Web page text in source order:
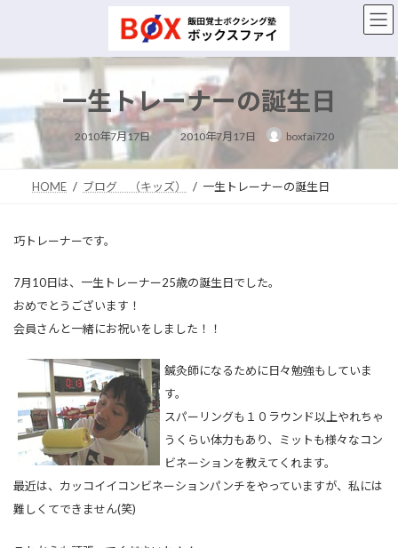
ン
キ
ー
に
一生トレーナーの誕生日
2010年7月17日
最
終
新
日
:
2010年7月17日 boxfai720
HOME ブログ （キッズ） 一生トレーナーの誕生日
巧トレーナーです。
7月10日は、一生トレーナー25歳の誕生日でした。
おめでとうございます！
会員さんと一緒にお祝いをしました！！
鍼灸師になるために日々勉強もしていま
す。
スパーリングも１０ラウンド以上やれちゃ
うくらい体力もあり、ミットも様々なコン
ビネーションを教えてくれます。
最近は、カッコイイコンビネーションパンチをやっていますが、私には
難しくてできません(笑)